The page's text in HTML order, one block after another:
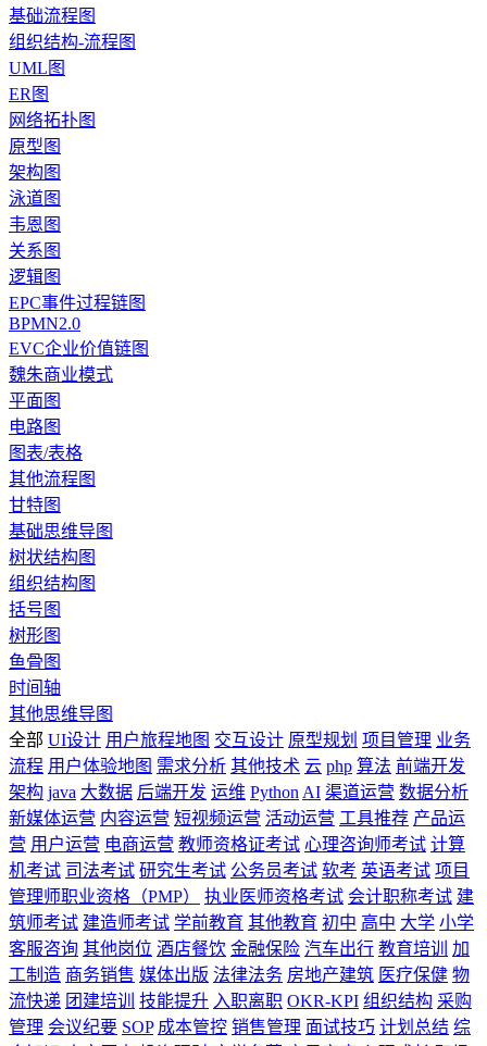
基础流程图
组织结构-流程图
UML图
ER图
网络拓扑图
原型图
架构图
泳道图
韦恩图
关系图
逻辑图
EPC事件过程链图
BPMN2.0
EVC企业价值链图
魏朱商业模式
平面图
电路图
图表/表格
其他流程图
甘特图
基础思维导图
树状结构图
组织结构图
括号图
树形图
鱼骨图
时间轴
其他思维导图
全部 UI设计 用户旅程地图 交互设计 原型规划 项目管理 业务
流程 用户体验地图 需求分析 其他技术 云 php 算法 前端开发
架构 java 大数据 后端开发 运维 Python AI 渠道运营 数据分析
新媒体运营 内容运营 短视频运营 活动运营 工具推荐 产品运
营 用户运营 电商运营 教师资格证考试 心理咨询师考试 计算
机考试 司法考试 研究生考试 公务员考试 软考 英语考试 项目
管理师职业资格（PMP）
执业医师资格考试 会计职称考试 建
筑师考试 建造师考试 学前教育 其他教育 初中 高中 大学 小学
客服咨询 其他岗位 酒店餐饮 金融保险 汽车出行 教育培训
加
工制造 商务销售 媒体出版 法律法务 房地产建筑 医疗保健 物
流快递 团建培训 技能提升 入职离职 OKR-KPI 组织结构 采购
管理 会议纪要 SOP 成本管控 销售管理 面试技巧 计划总结 综